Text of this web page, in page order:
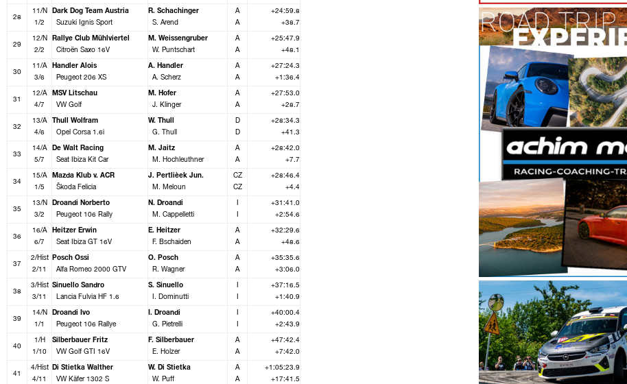
28
11/N
1/2
Dark Dog Team Austria
Suzuki Ignis Sport
R. Schachinger
S. Arend
A
A
+24:59.8
+38.7
29
12/N
2/2
Rallye Club Mühlviertel
Citroën Saxo 16V
M. Weissengruber
W. Puntschart
A
A
+25:47.9
+48.1
30
11/A
3/6
Handler Alois
Peugeot 206 XS
A. Handler
A. Scherz
A
A
+27:24.3
+1:36.4
31
12/A
4/7
MSV Litschau
VW Golf
M. Hofer
J. Klinger
A
A
+27:53.0
+28.7
32
13/A
4/6
Thull Wolfram
Opel Corsa 1.6i
W. Thull
G. Thull
D
D
+28:34.3
+41.3
33
14/A
5/7
De Walt Racing
Seat Ibiza Kit Car
M. Jaitz
M. Hochleuthner
A
A
+28:42.0
+7.7
34
15/A
1/5
Mazda Klub v. ACR
Škoda Felicia
J. Pertlièek Jun.
M. Meloun
CZ
CZ
+28:46.4
+4.4
35
13/N
3/2
Droandi Norberto
Peugeot 106 Rally
N. Droandi
M. Cappelletti
+31:41.0
+2:54.6
36
16/A
6/7
Heitzer Erwin
Seat Ibiza GT 16V
E. Heitzer
F. Bschaiden
A
A
+32:29.6
+48.6
37
2/Hist
2/11
Posch Ossi
Alfa Romeo 2000 GTV
O. Posch
R. Wagner
A
A
+35:35.6
+3:06.0
38
3/Hist
3/11
Sinuello Sandro
Lancia Fulvia HF 1.6
S. Sinuello
I. Dominutti
+37:16.5
+1:40.9
39
14/N
1/1
Droandi Ivo
Peugeot 106 Rallye
I. Droandi
G. Pietrelli
+40:00.4
+2:43.9
40
1/H
1/10
Silberbauer Fritz
VW Golf GTI 16V
F. Silberbauer
E. Holzer
A
A
+47:42.4
+7:42.0
41
4/Hist
4/11
Di Stietka Walther
VW Käfer 1302 S
W. Di Stietka
W. Puff
A
A
+1:05:23.9
+17:41.5